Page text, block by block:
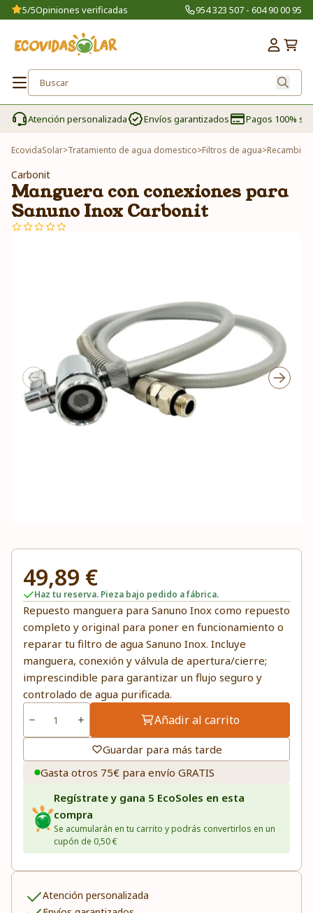
5/5Opiniones verificadas 954 323 507 - 604 90 00 95
Atención personalizada Envíos garantizados Pagos 100%
EcovidaSolar>Tratamiento de agua domestico>Filtros de agua>
Carbonit
Manguera con conexiones para
Sanuno Inox Carbonit
49,89 €
Haz tu reserva. Pieza bajo pedido a fábrica.
Repuesto manguera para Sanuno Inox como repuesto
completo y original para poner en funcionamiento o
reparar tu filtro de agua Sanuno Inox. Incluye
manguera, conexión y válvula de apertura/cierre;
imprescindible para garantizar un flujo seguro y
controlado de agua purificada.
Añadir al carrito
Guardar para más tarde
Gasta otros 75€ para envío GRATIS
Regístrate y gana 5 EcoSoles en esta
compra
Se acumularán en tu carrito y podrás convertirlos en un
cupón de 0,50 €
Atención personalizada